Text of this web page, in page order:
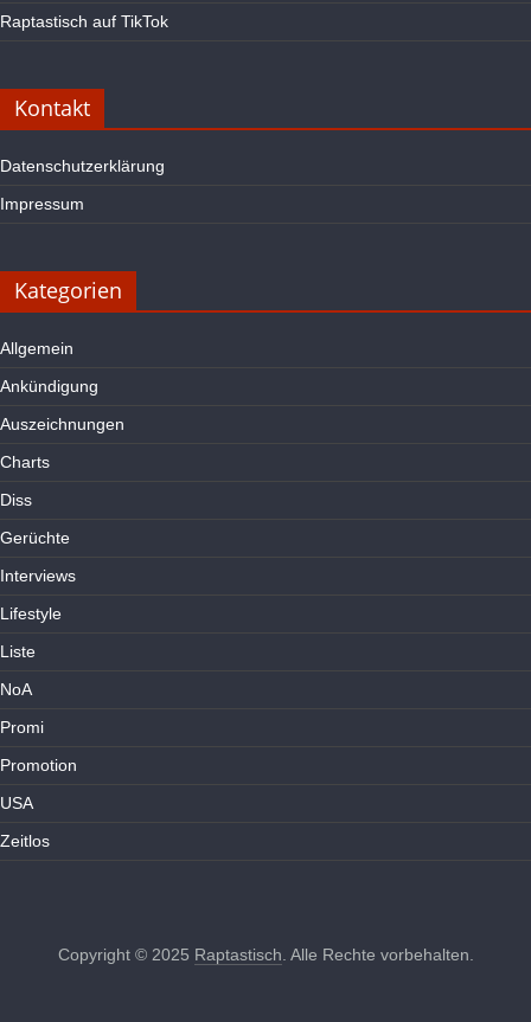
Raptastisch auf TikTok
Kontakt
Datenschutzerklärung
Impressum
Kategorien
Allgemein
Ankündigung
Auszeichnungen
Charts
Diss
Gerüchte
Interviews
Lifestyle
Liste
NoA
Promi
Promotion
USA
Zeitlos
Copyright © 2025 Raptastisch . Alle Rechte vorbehalten.